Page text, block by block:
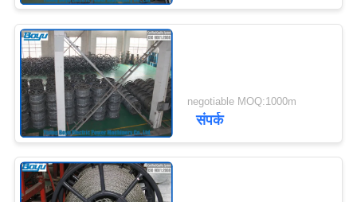
negotiable MOQ:1000m
संपर्क